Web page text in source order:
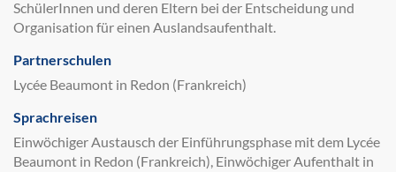
SchülerInnen und deren Eltern bei der Entscheidung und
Organisation für einen Auslandsaufenthalt.
Partnerschulen
Lycée Beaumont in Redon (Frankreich)
Sprachreisen
Einwöchiger Austausch der Einführungsphase mit dem Lycée
Beaumont in Redon (Frankreich), Einwöchiger Aufenthalt in